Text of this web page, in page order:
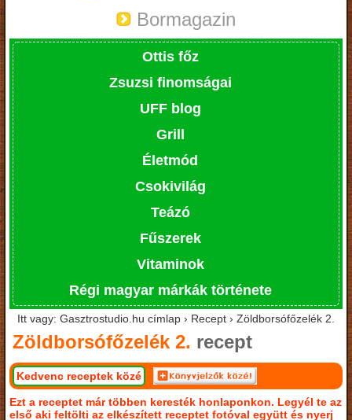
Bormagazin
Ottis főz
Zsuzsi finomságai
UFF blog
Grill
Életmód
Csokivilág
Teázó
Fűszerek
Vitaminok
Régi magyar márkák története
Itt vagy: Gasztrostudio.hu címlap › Recept › Zöldborsófőzelék 2.
Zöldborsófőzelék 2. recept
Kedvenc receptek közé
Ezt a receptet már többen keresték honlaponkon. Legyél te az
első aki feltölti az elkészített receptet fotóval együtt és nyerj